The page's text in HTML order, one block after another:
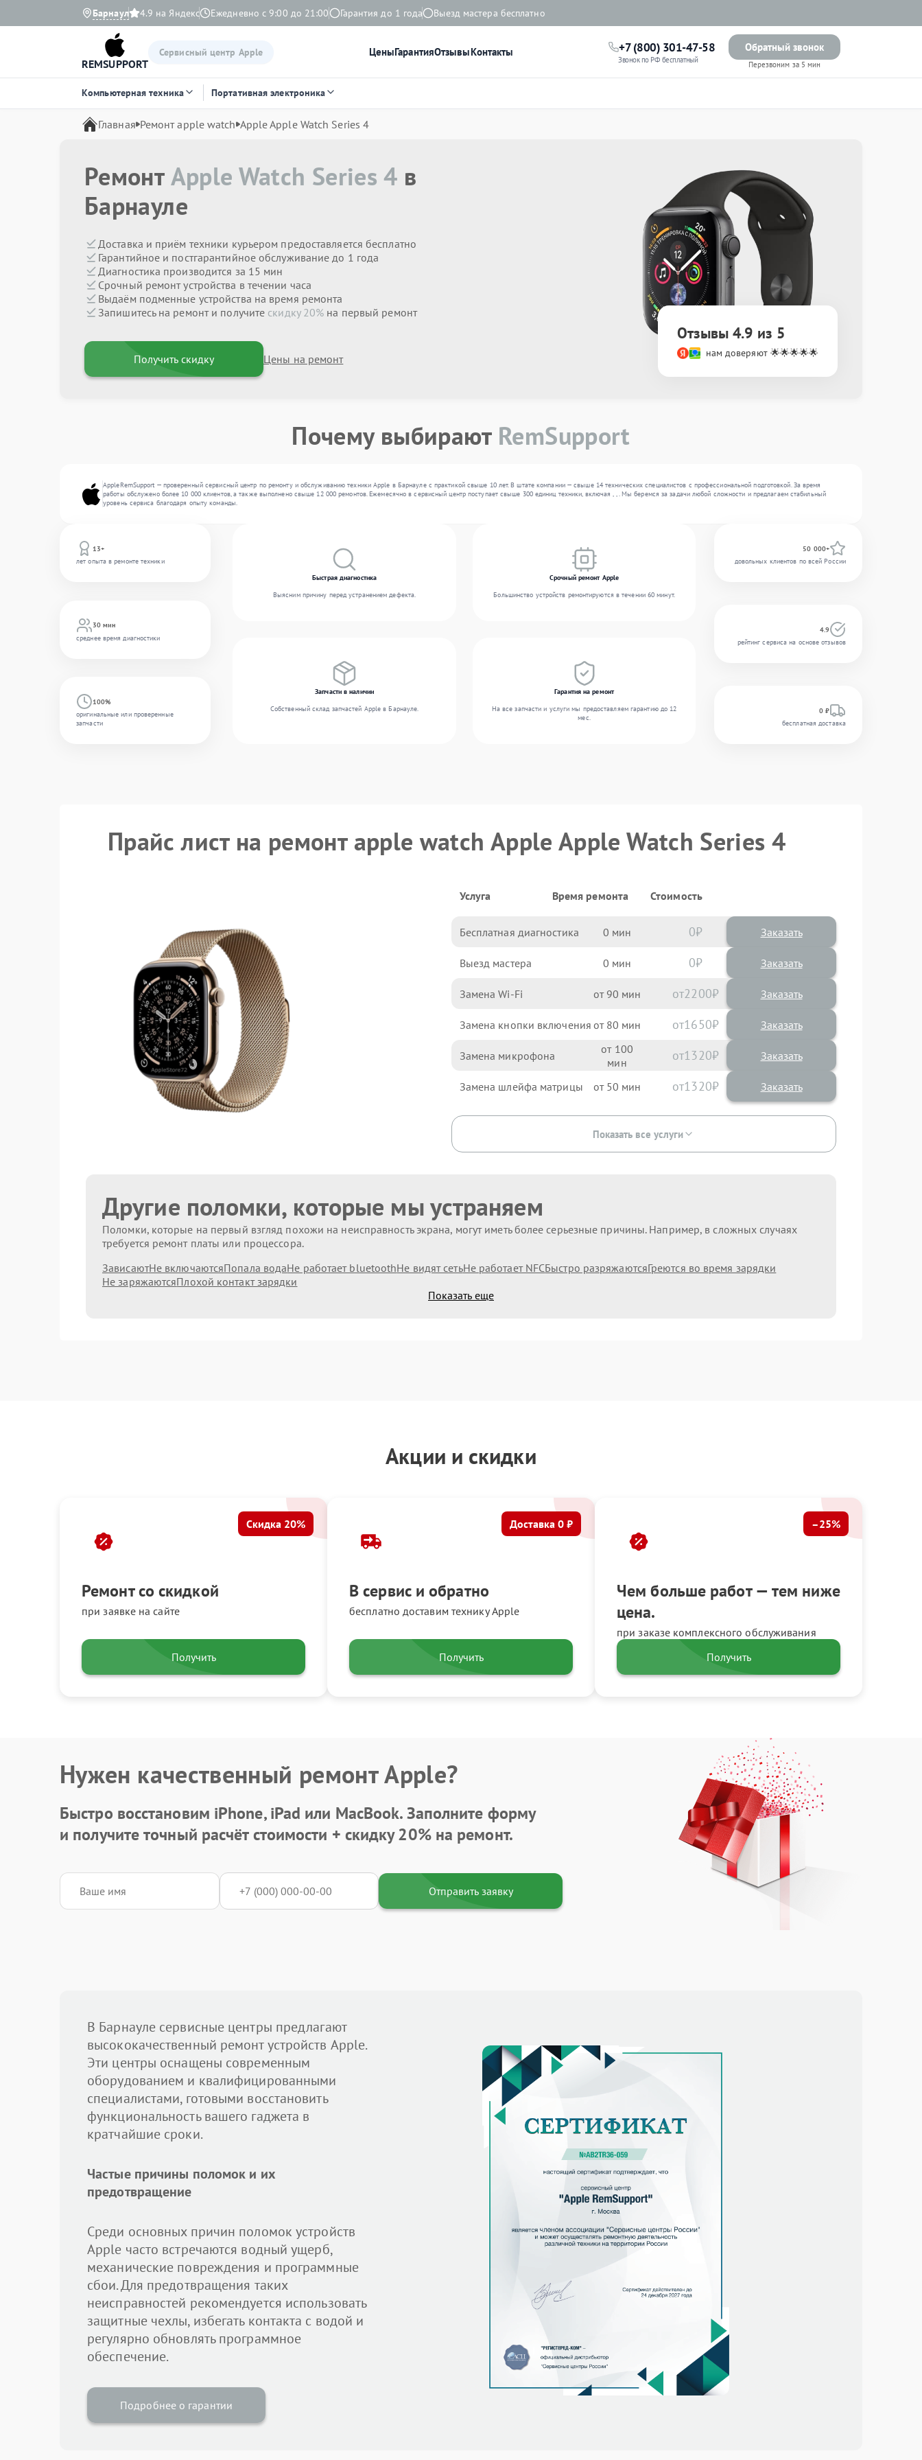
Барнаул 4.9 на Яндекс Ежедневно с 9:00 до 21:00 Гарантия до 1 года Выезд мастера бесплатно
REMSUPPORT
Сервисный центр Apple ЦеныГарантияОтзывыКонтакты +7 (800) 301-47-58
Звонок по РФ бесплатный
Обратный звонок
Перезвоним за 5 мин
Компьютерная техника Портативная электроника
Главная Ремонт apple watch Apple Apple Watch Series 4
РемонтApple Watch Series 4 в
Барнауле
Доставка и приём техники курьером предоставляется бесплатно
Гарантийное и постгарантийное обслуживание до 1 года
Диагностика производится за 15 мин
Срочный ремонт устройства в течении часа
Выдаём подменные устройства на время ремонта
Запишитесь на ремонт и получите скидку 20% на первый ремонт
Получить скидку Цены на ремонт
Отзывы 4.9 из 5
нам доверяют 🌟🌟🌟🌟🌟
Почему выбирают RemSupport
AppleRemSupport — проверенный сервисный центр по ремонту и обслуживанию техники Apple в Барнауле с практикой свыше 10 лет. В штате компании — свыше 14 технических специалистов с профессиональной подготовкой. За время
работы обслужено более 10 000 клиентов, а также выполнено свыше 12 000 ремонтов. Ежемесячно в сервисный центр поступает свыше 300 единиц техники, включая , , . Мы беремся за задачи любой сложности и предлагаем стабильный
уровень сервиса благодаря опыту команды.
13+
лет опыта в ремонте техники
30 мин
среднее время диагностики
100%
оригинальные или проверенные
запчасти
Быстрая диагностика
Выясним причину перед устранением дефекта.
Срочный ремонт Apple
Большинство устройств ремонтируются в течении 60 минут.
Запчасти в наличии
Собственный склад запчастей Apple в Барнауле.
Гарантия на ремонт
На все запчасти и услуги мы предоставляем гарантию до 12
мес.
50 000+
довольных клиентов по всей России
4.9
рейтинг сервиса на основе отзывов
0 ₽
бесплатная доставка
Прайс лист на ремонт apple watch Apple Apple Watch Series 4
Услуга Время ремонта Стоимость
Бесплатная диагностика 0 0 Заказать
Выезд мастера 0 0 Заказать
Замена Wi-Fi 90 2200
Замена кнопки включения 80 1650
Замена микрофона 100 1320
Замена шлейфа матрицы 50 1320
Показать все услуги
Другие поломки, которые мы устраняем
Поломки, которые на первый взгляд похожи на неисправность экрана, могут иметь более серьезные причины. Например, в сложных случаях
требуется ремонт платы или процессора.
ЗависаютНе включаютсяПопала водаНе работает bluetoothНе видят сетьНе работает NFCБыстро разряжаютсяГреются во время зарядки
Не заряжаютсяПлохой контакт зарядки
Показать еще
Акции и скидки
Ремонт со скидкой
при заявке на сайте
Скидка 20%
Получить
В сервис и обратно
бесплатно доставим технику Apple
Доставка 0 ₽
Получить
Чем больше работ — тем ниже
цена.
при заказе комплексного обслуживания
–25%
Получить
Нужен качественный ремонт Apple?
Быстро восстановим iPhone, iPad или MacBook.Заполните форму
и получите точный расчёт стоимости + скидку 20%на ремонт.
Отправить заявку
В Барнауле сервисные центры предлагают
высококачественный ремонт устройств Apple.
Эти центры оснащены современным
оборудованием и квалифицированными
специалистами, готовыми восстановить
функциональность вашего гаджета в
кратчайшие сроки.
Частые причины поломок и их
предотвращение
Среди основных причин поломок устройств
Apple часто встречаются водный ущерб,
механические повреждения и программные
сбои. Для предотвращения таких
неисправностей рекомендуется использовать
защитные чехлы, избегать контакта с водой и
регулярно обновлять программное
обеспечение.
Подробнее о гарантии